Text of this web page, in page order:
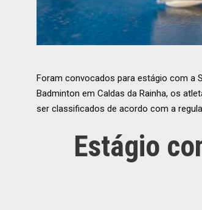
Foram convocados para estágio com a
Badminton em Caldas da Rainha, os
ser classificados de acordo com a
Estágio